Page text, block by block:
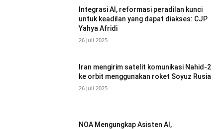
Integrasi AI, reformasi peradilan kunci
untuk keadilan yang dapat diakses: CJP
Yahya Afridi
26 Juli 2025
Iran mengirim satelit komunikasi Nahid-2
ke orbit menggunakan roket Soyuz Rusia
26 Juli 2025
NOA Mengungkap Asisten AI,